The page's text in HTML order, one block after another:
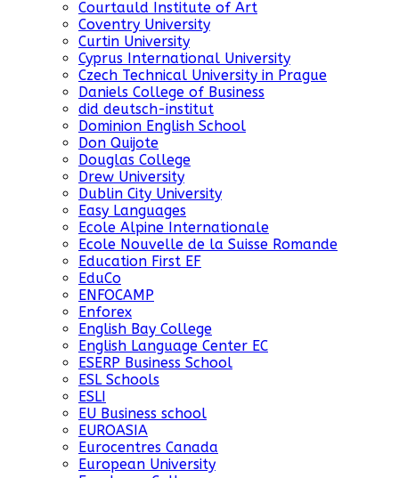
Courtauld Institute of Art
Coventry University
Curtin University
Cyprus International University
Czech Technical University in Prague
Daniels College of Business
did deutsch-institut
Dominion English School
Don Quijote
Douglas College
Drew University
Dublin City University
Easy Languages
Ecole Alpine Internationale
Ecole Nouvelle de la Suisse Romande
Education First EF
EduCo
ENFOCAMP
Enforex
English Bay College
English Language Center EC
ESERP Business School
ESL Schools
ESLI
EU Business school
EUROASIA
Eurocentres Canada
European University